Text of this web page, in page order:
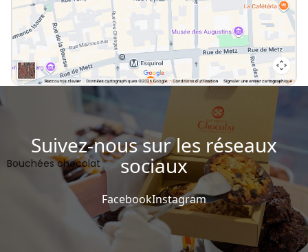
Bouchées chocolat
Afficher la carte
Suivez-nous sur les réseaux
sociaux
FacebookInstagram